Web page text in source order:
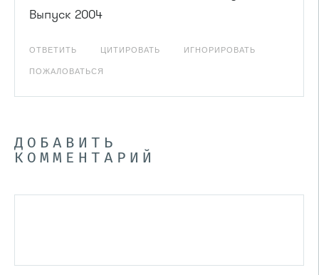
Выпуск 2004
ОТВЕТИТЬ ЦИТИРОВАТЬ ИГНОРИРОВАТЬ
ПОЖАЛОВАТЬСЯ
ДОБАВИТЬ
КОММЕНТАРИЙ